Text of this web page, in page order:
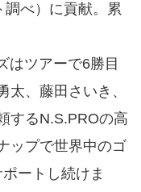
べ）に貢献。累
はツアーで6勝目
太、藤田さいき、
するN.S.PROの高
ップで世界中のゴ
ートし続けま